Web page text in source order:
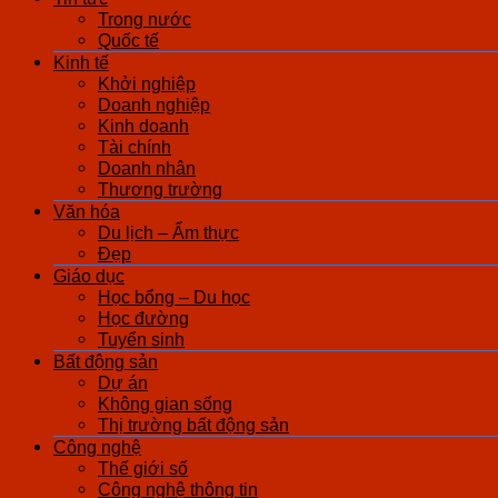
Trong nước
Quốc tế
Kinh tế
Khởi nghiệp
Doanh nghiệp
Kinh doanh
Tài chính
Doanh nhân
Thương trường
Văn hóa
Du lịch – Ẩm thực
Đẹp
Giáo dục
Học bổng – Du học
Học đường
Tuyển sinh
Bất động sản
Dự án
Không gian sống
Thị trường bất động sản
Công nghệ
Thế giới số
Công nghệ thông tin